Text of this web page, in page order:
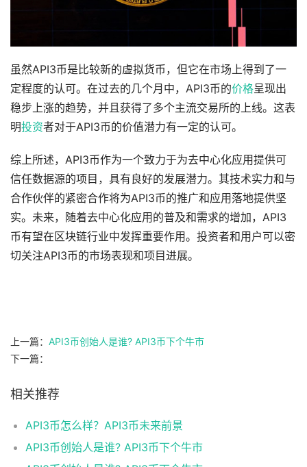
虽然API3币是比较新的虚拟货币，但它在市场上得到了一
定程度的认可。在过去的几个月中，API3币的价格呈现出
稳步上涨的趋势，并且获得了多个主流交易所的上线。这表
明投资者对于API3币的价值潜力有一定的认可。
综上所述，API3币作为一个致力于为去中心化应用提供可
信任数据源的项目，具有良好的发展潜力。其技术实力和与
合作伙伴的紧密合作将为API3币的推广和应用落地提供坚
实。未来，随着去中心化应用的普及和需求的增加，API3
币有望在区块链行业中发挥重要作用。投资者和用户可以密
切关注API3币的市场表现和项目进展。
上一篇： API3币创始人是谁? API3币下个牛市
下一篇：
相关推荐
API3币怎么样？API3币未来前景
API3币创始人是谁? API3币下个牛市